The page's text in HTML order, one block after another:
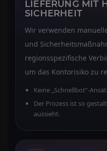
LIEFERUNG MIT
SICHERHEIT
Wir verwenden
und
regionsspezifische
um das Kontorisiko zu
Keine „Schnellbot“-
Der Prozess ist so
aussieht.